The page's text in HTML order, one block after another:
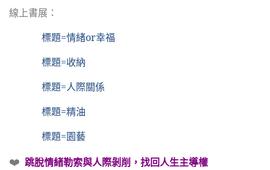
線上書展：
標題=情緒or幸福
標題=收納
標題=人際關係
標題=精油
標題=園藝
❤️ 跳脫情緒勒索與人際剝削，找回人生主導權